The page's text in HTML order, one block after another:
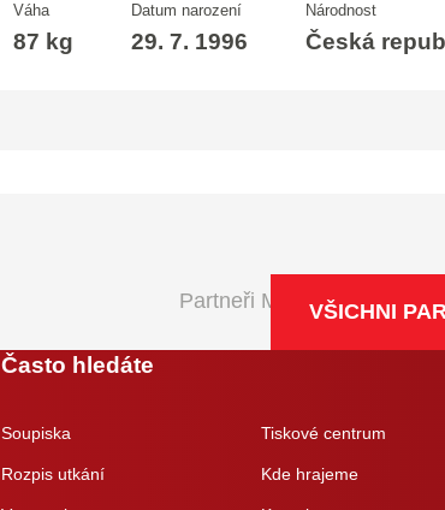
Váha Datum narození Národnost
87 kg 29. 7. 1996 Česká
Partneři Maxa NBL
VŠICHNI
Často hledáte
Soupiska
Rozpis utkání
Tiskové centrum
Kde hrajeme